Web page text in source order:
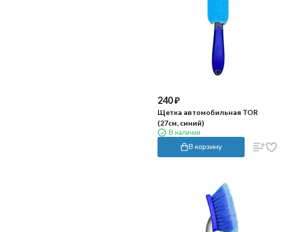
240₽
Щетка автомобильная TOR
(27см, синий)
В наличии
В корзину